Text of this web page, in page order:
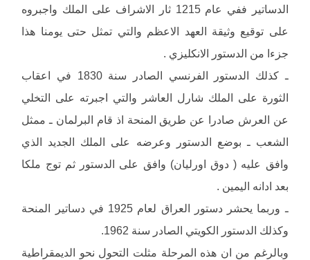
الدساتير ففي عام 1215 ثار الاشراف على الملك واجبروه
على توقيع وثيقة العهد الاعظم والتي تمثل حتى يومنا هذا
جزءا من الدستور الانكليزي .
ـ كذلك الدستور الفرنسي الصادر سنة 1830 في اعقاب
الثورة على الملك شارل العاشر والتي اجبرته على التخلي
عن العرش صادرا عن طريق المنحة اذ قام البرلمان ـ ممثل
الشعب ـ بوضع الدستور وعرضه على الملك الجديد الذي
وافق عليه ( دوق اورليان) وافق على الدستور ثم توج ملكا
بعد ادانه اليمين .
ـ وربما يحشر دستور العراق لعام 1925 في دساتير المنحة
وكذلك الدستور الكويتي الصادر سنة 1962.
وبالرغم من ان هذه المرحلة مثلت التحول نحو الديمقراطية